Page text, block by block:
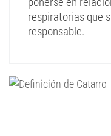
respiratorias que
responsable.